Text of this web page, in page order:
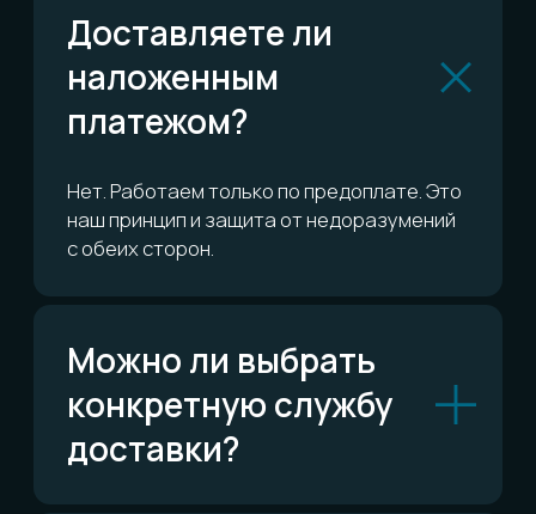
Сколько это всё
стоит?
Telegram